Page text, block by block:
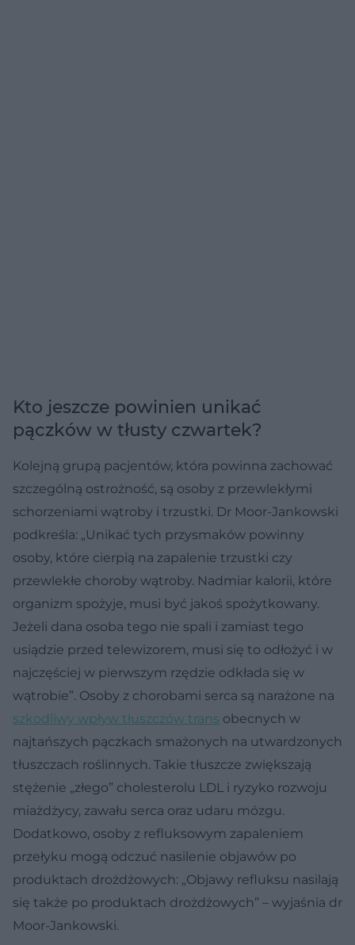
Kto jeszcze powinien unikać
pączków w tłusty czwartek?
Kolejną grupą pacjentów, która powinna zachować
szczególną ostrożność, są osoby z przewlekłymi
schorzeniami wątroby i trzustki. Dr Moor-Jankowski
podkreśla: „Unikać tych przysmaków powinny
osoby, które cierpią na zapalenie trzustki czy
przewlekłe choroby wątroby. Nadmiar kalorii, które
organizm spożyje, musi być jakoś spożytkowany.
Jeżeli dana osoba tego nie spali i zamiast tego
usiądzie przed telewizorem, musi się to odłożyć i w
najczęściej w pierwszym rzędzie odkłada się w
wątrobie”. Osoby z chorobami serca są narażone na
szkodliwy wpływ tłuszczów trans obecnych w
najtańszych pączkach smażonych na utwardzonych
tłuszczach roślinnych. Takie tłuszcze zwiększają
stężenie „złego” cholesterolu LDL i ryzyko rozwoju
miażdżycy, zawału serca oraz udaru mózgu.
Dodatkowo, osoby z refluksowym zapaleniem
przełyku mogą odczuć nasilenie objawów po
produktach drożdżowych: „Objawy refluksu nasilają
się także po produktach drożdżowych” – wyjaśnia dr
Moor-Jankowski.